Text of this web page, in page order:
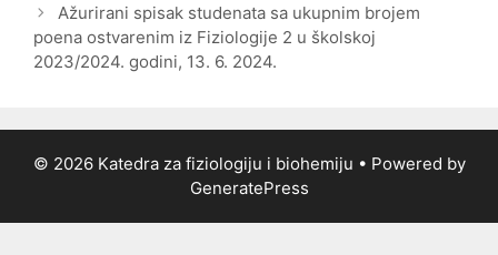
Ažurirani spisak studenata sa ukupnim brojem
poena ostvarenim iz Fiziologije 2 u školskoj
2023/2024. godini, 13. 6. 2024.
© 2026 Katedra za fiziologiju i biohemiju • Powered by
GeneratePress